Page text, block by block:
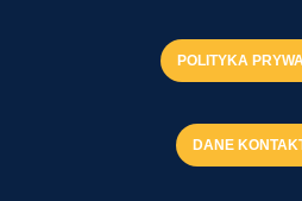
POLITYKA
DANE